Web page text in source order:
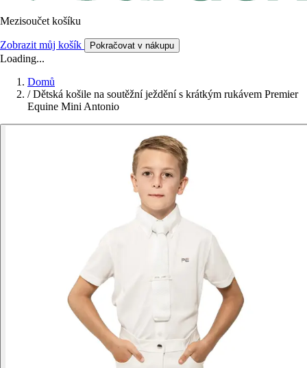
Mezisoučet košíku
Zobrazit můj košík Pokračovat v nákupu
Loading...
Domů
/ Dětská košile na soutěžní ježdění s krátkým rukávem Premier
Equine Mini Antonio